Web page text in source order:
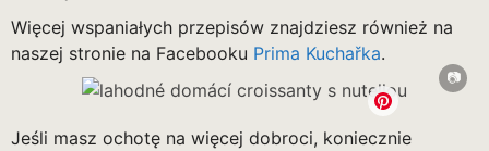
Więcej wspaniałych przepisów znajdziesz również na
naszej stronie na Facebooku Prima Kuchařka.
Jeśli masz ochotę na więcej dobroci, koniecznie